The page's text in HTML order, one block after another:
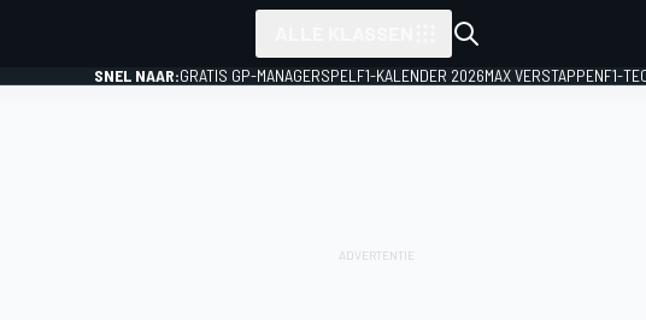
SNEL NAAR:GRATIS GP-MANAGERSPEL F1-KALENDER 2026MAX VERSTAPPENF1-